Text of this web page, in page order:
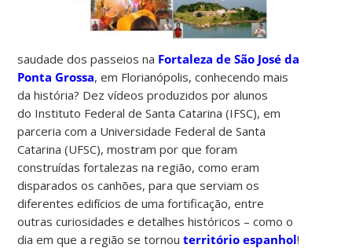
saudade dos passeios na Fortaleza de São José da
Ponta Grossa, em Florianópolis, conhecendo mais
da história? Dez vídeos produzidos por alunos
do Instituto Federal de Santa Catarina (IFSC), em
parceria com a Universidade Federal de Santa
Catarina (UFSC), mostram por que foram
construídas fortalezas na região, como eram
disparados os canhões, para que serviam os
diferentes edifícios de uma fortificação, entre
outras curiosidades e detalhes históricos – como o
dia em que a região se tornouterritório espanhol!